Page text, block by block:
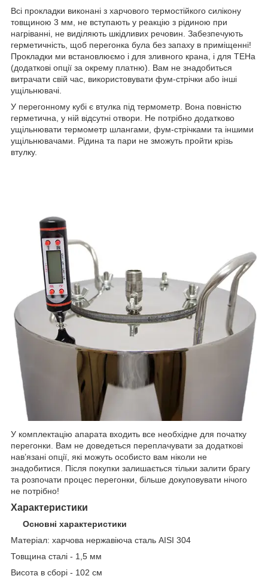
Всі прокладки виконані з харчового термостійкого силікону
товщиною 3 мм, не вступають у реакцію з рідиною при
нагріванні, не виділяють шкідливих речовин. Забезпечують
герметичність, щоб перегонка була без запаху в приміщенні!
Прокладки ми встановлюємо і для зливного крана, і для ТЕНа
(додаткові опції за окрему платню). Вам не знадобиться
витрачати свій час, використовувати фум-стрічки або інші
ущільнювачі.
У перегонному кубі є втулка під термометр. Вона повністю
герметична, у ній відсутні отвори. Не потрібно додатково
ущільнювати термометр шлангами, фум-стрічками та іншими
ущільнювачами. Рідина та пари не зможуть пройти крізь
втулку.
У комплектацію апарата входить все необхідне для початку
перегонки. Вам не доведеться переплачувати за додаткові
нав’язані опції, які можуть особисто вам ніколи не
знадобитися. Після покупки залишається тільки залити брагу
та розпочати процес перегонки, більше докуповувати нічого
не потрібно!
Характеристики
Основні характеристики
Матеріал: харчова нержавіюча сталь AISI 304
Товщина сталі - 1 ,5 мм
Висота в сборі - 102 см